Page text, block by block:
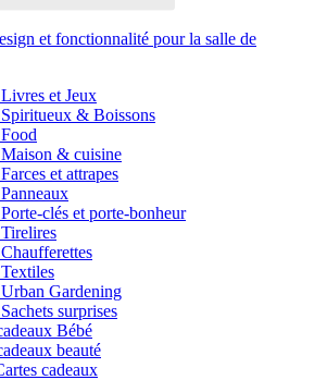
et fonctionnalité pour la salle de
et Jeux
& Boissons
& cuisine
et attrapes
clés et porte-bonheur
Gardening
surprises
Bébé
beauté
cadeaux